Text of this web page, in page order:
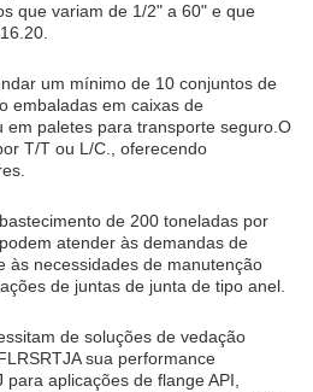
que variam de 1/2" a 60" e que
um mínimo de 10 conjuntos de
embaladas em caixas de
em paletes para transporte seguro.O
T/T ou L/C., oferecendo
de 200 toneladas por
atender às demandas de
às necessidades de manutenção
de juntas de junta de tipo anel.
de soluções de vedação
RTJA sua performance
aplicações de flange API,